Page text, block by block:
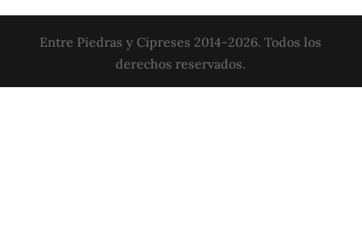
Entre Piedras y Cipreses 2014-2026. Todos los
derechos reservados.